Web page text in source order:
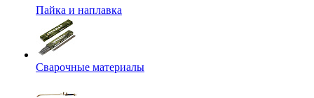
Пайка и наплавка
Сварочные материалы